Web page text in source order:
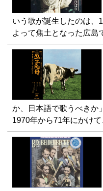
いう歌が誕生したのは、
よって焦土となった広
か、日本語で歌うべきか
1970年から71年にかけ